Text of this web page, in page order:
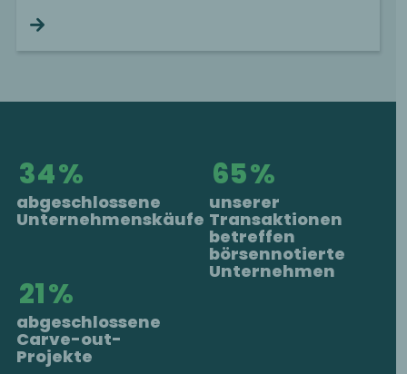
35%
abgeschlossene
Unternehmenskäufe
67%
unserer
Transaktionen
betreffen
börsennotierte
Unternehmen
22%
abgeschlossene
Carve-out-
Projekte